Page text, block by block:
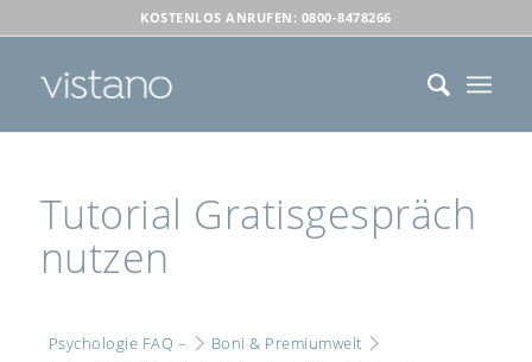
KOSTENLOS ANRUFEN: 0800-8478266
Tutorial Gratisgespräch
nutzen
Psychologie FAQ –
Boni & Premiumwelt